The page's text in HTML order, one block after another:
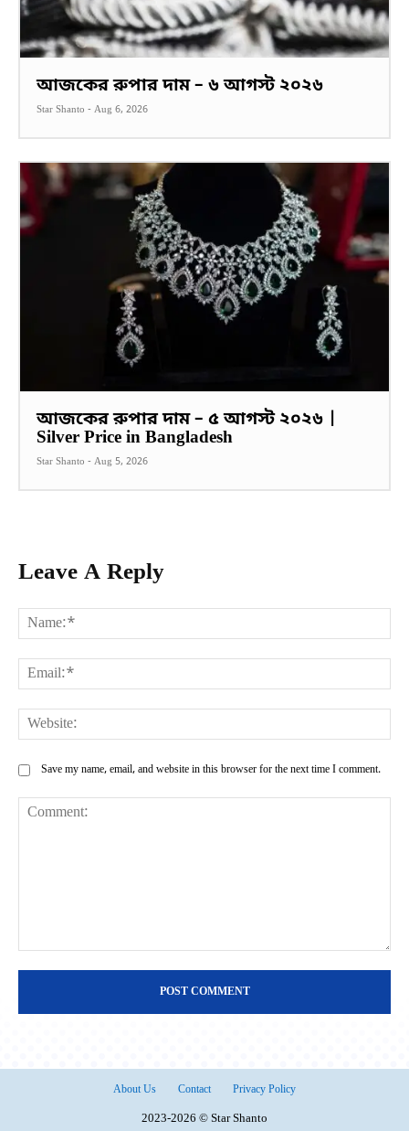
আজকের রুপার দাম – ৬ আগস্ট ২০২৬
Star Shanto - Aug 6, 2026
আজকের রুপার দাম – ৫ আগস্ট ২০২৬ |
Silver Price in Bangladesh
Star Shanto - Aug 5, 2026
Leave A Reply
Save my name, email, and website in this browser for the next time I comment.
About Us Contact Privacy Policy
2023-2026 © Star Shanto